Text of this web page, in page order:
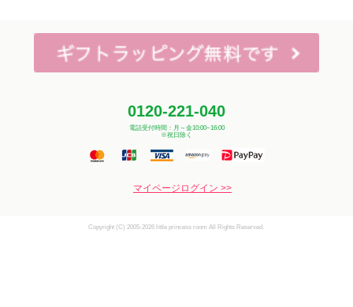
0120-221-040
電話受付時間：月～金10:00~16:00
※祝日除く
マイページログイン >>
Copyright (C) 2005-2026 little princess room All Rights Reserved.